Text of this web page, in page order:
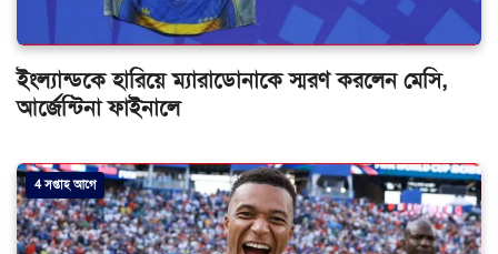
ইংল্যান্ডকে হারিয়ে ম্যারাডোনাকে স্মরণ করলেন মেসি,
আর্জেন্টিনা ফাইনালে
4 সপ্তাহ আগে